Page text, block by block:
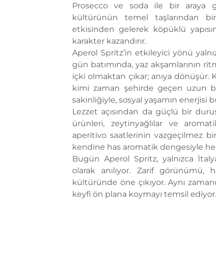
Prosecco ve soda ile bir araya
kültürünün temel taşlarından
etkisinden gelerek köpüklü
karakter kazandırır.
Aperol Spritz’in etkileyici yönü
gün batımında, yaz akşamlarının
içki olmaktan çıkar; anıya
kimi zaman şehirde geçen uzun
sakinliğiyle, sosyal yaşamın enerjisi
Lezzet açısından da güçlü bir
ürünleri, zeytinyağlılar ve
aperitivo saatlerinin vazgeçilmez
kendine has aromatik dengesiyle
Bugün Aperol Spritz, yalnızca
olarak anılıyor. Zarif görünümü,
kültüründe öne çıkıyor. Aynı
keyfi ön plana koymayı temsil ediyor.